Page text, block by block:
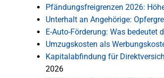
Pfändungsfreigrenzen 2026:
Unterhalt an Angehörige:
E-Auto-Förderung: Was bedeutet
Umzugskosten als
Kapitalabfindung für
2026